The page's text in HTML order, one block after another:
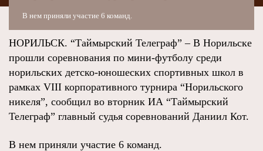
В нем приняли участие 6 команд.
НОРИЛЬСК. “Таймырский Телеграф” – В Норильске
прошли соревнования по мини-футболу среди
норильских детско-юношеских спортивных школ в
рамках VIII корпоративного турнира “Норильского
никеля”, сообщил во вторник ИА “Таймырский
Телеграф” главный судья соревнований Даниил Кот.
В нем приняли участие 6 команд.